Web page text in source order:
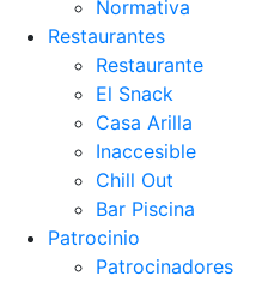
Normativa
Restaurantes
Restaurante
El Snack
Casa Arilla
Inaccesible
Chill Out
Bar Piscina
Patrocinio
Patrocinadores